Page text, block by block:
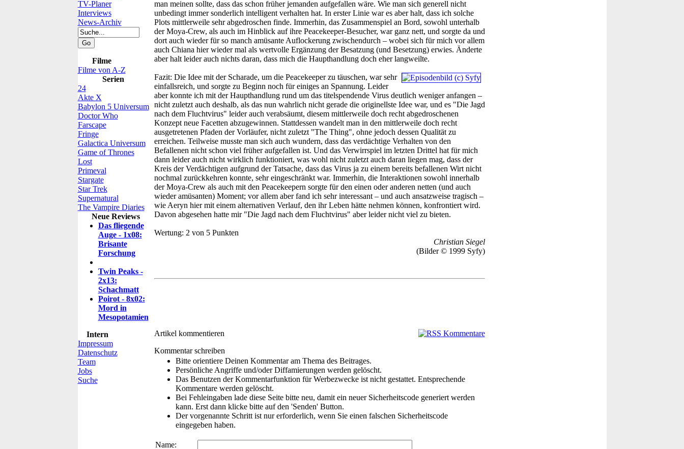
TV-Planer
Interviews
News-Archiv
Filme
Filme von A-Z
Serien
24
Akte X
Babylon 5 Universum
Doctor Who
Farscape
Fringe
Galactica Universum
Game of Thrones
Lost
Primeval
Stargate
Star Trek
Supernatural
The Vampire Diaries
Neue Reviews
Das fliegende
Auge - 1x08:
Brisante
Forschung
Twin Peaks -
2x13:
Schachmatt
Poirot - 8x02:
Mord in
Mesopotamien
Intern
Impressum
Datenschutz
Team
Jobs
Suche
man meinen sollte, dass das schon früher jemanden aufgefallen wäre. Wie man sich generell nicht
unbedingt immer sonderlich intelligent verhalten hat. In erster Linie war es aber halt, dass ich solche
Plots mittlerweile sehr abgedroschen finde. Immerhin, das Zusammenspiel an Bord, sowohl unterhalb
der Moya-Crew, als auch im Hinblick auf ihre Peacekeeper-Besucher, war ganz nett, und sorgte da und
dort auch wieder für so manch amüsante Auflockerung zwischendurch – wobei sich für mich vor allem
auch Chiana hier wieder mal als wertvolle Ergänzung der Besatzung (und Besetzung) erwies. Änderte
aber halt leider auch nichts daran, dass mich die Haupthandlung doch eher langweilte.
Fazit: Die Idee mit der Scharade, um die Peacekeeper zu täuschen, war sehr
einfallsreich, und sorgte zu Beginn noch für einiges an Spannung. Leider
aber konnte ich mit der Haupthandlung rund um das titelspendende Virus deutlich weniger anfangen –
nicht zuletzt auch deshalb, als das nun wahrlich nicht gerade die originellste Idee war, und es "Die Jagd
nach dem Fluchtvirus" leider auch verabsäumt, diesem mittlerweile doch recht abgedroschenen
Konzept neue Facetten abzugewinnen. Stattdessen wandelt man in den mittlerweile doch recht
ausgetretenen Pfaden der Vorläufer, nicht zuletzt "The Thing", ohne jedoch dessen Qualität zu
erreichen. Teilweise musste man sich auch wundern, dass das verdächtige Verhalten von den
Befallenen nicht schon viel früher aufgefallen ist. Und das Verwirrspiel im letzten Drittel hat für mich
dann leider auch nicht wirklich funktioniert, was wohl nicht zuletzt auch daran liegen mag, dass der
Kreis der Verdächtigen aufgrund der Tatsache, dass das Virus ja zu einem bereits befallenen Wirt nicht
nochmal zurückkehren konnte, sehr eingeschränkt war. Immerhin, die Interaktionen sowohl innerhalb
der Moya-Crew als auch mit den Peacekeepern sorgte für den einen oder anderen netten (und auch
wieder amüsanten) Moment; vor allem aber fand ich sehr interessant – und auch ansatzweise tragisch –
wie Aeryn hier mit einem alternativen Verlauf, den ihr Leben hätte nehmen können, konfrontiert wird.
Davon abgesehen hatte mir "Die Jagd nach dem Fluchtvirus" aber leider nicht viel zu bieten.
Wertung: 2 von 5 Punkten
Christian Siegel
(Bilder © 1999 Syfy)
Artikel kommentieren
Kommentar schreiben
Bitte orientiere Deinen Kommentar am Thema des Beitrages.
Persönliche Angriffe und/oder Diffamierungen werden gelöscht.
Das Benutzen der Kommentarfunktion für Werbezwecke ist nicht gestattet. Entsprechende
Kommentare werden gelöscht.
Bei Fehleingaben lade diese Seite bitte neu, damit ein neuer Sicherheitscode generiert werden
kann. Erst dann klicke bitte auf den 'Senden' Button.
Der vorgenannte Schritt ist nur erforderlich, wenn Sie einen falschen Sicherheitscode
eingegeben haben.
Name: